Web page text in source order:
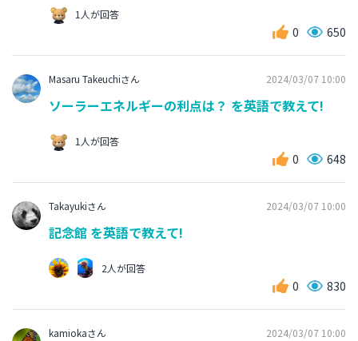
1人が回答
0 650
Masaru Takeuchiさん 2024/03/07 10:00
ソーラーエネルギーの利点は？ を英語で教えて!
1人が回答
0 648
Takayukiさん 2024/03/07 10:00
記念館 を英語で教えて!
2人が回答
0 830
kamiokaさん 2024/03/07 10:00